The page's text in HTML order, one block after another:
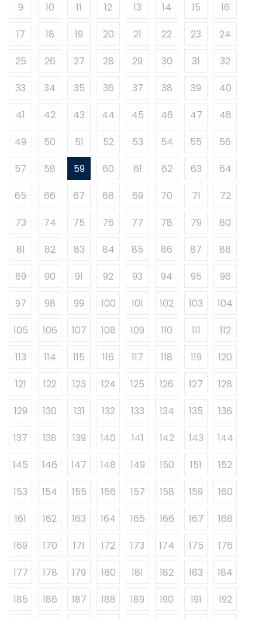
9
10 11 12 13 14 15
16
17
18 19 20 21 22 23
24
25
26 27 28 29 30 31
32
33
34 35 36 37 38 39
40
41
42 43 44 45 46 47
48
49
50 51 52 53 54 55
56
57
58 59 60 61 62 63
64
65
66 67 68 69 70 71
72
73
74 75 76 77 78 79
80
81
82 83 84 85 86 87
88
89
90 91 92 93 94 95
96
97
98 99 100 101 102 103
104
105
106 107 108 109 110 111
112
113
114 115 116 117 118 119
120
121
122 123 124 125 126 127
128
129
130 131 132 133 134 135
136
137
138 139 140 141 142 143
144
145
146 147 148 149 150 151
152
153
154 155 156 157 158 159
160
161
162 163 164 165 166 167
168
169
170 171 172 173 174 175
176
177
178 179 180 181 182 183
184
185
186 187 188 189 190 191
192